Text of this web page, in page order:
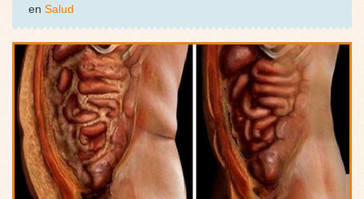
en Salud